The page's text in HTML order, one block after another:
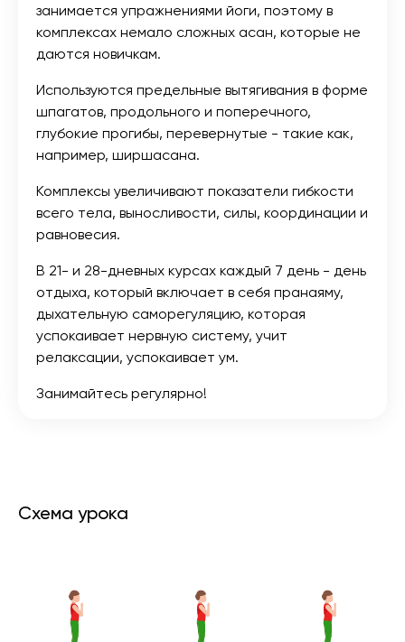
занимается упражнениями йоги, поэтому в
комплексах немало сложных асан, которые не
даются новичкам.
Используются предельные вытягивания в форме
шпагатов, продольного и поперечного,
глубокие прогибы, перевернутые - такие как,
например, ширшасана.
Комплексы увеличивают показатели гибкости
всего тела, выносливости, силы, координации и
равновесия.
В 21- и 28-дневных курсах каждый 7 день - день
отдыха, который включает в себя пранаяму,
дыхательную саморегуляцию, которая
успокаивает нервную систему, учит
релаксации, успокаивает ум.
Занимайтесь регулярно!
Схема урока